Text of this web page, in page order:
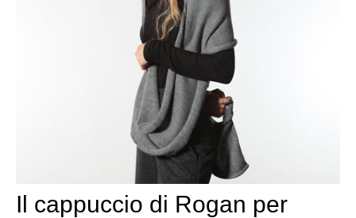
Il cappuccio di Rogan per